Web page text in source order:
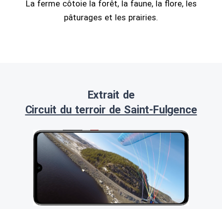
La ferme côtoie la forêt, la faune, la flore, les
pâturages et les prairies.
Extrait de
Circuit du terroir de Saint-Fulgence